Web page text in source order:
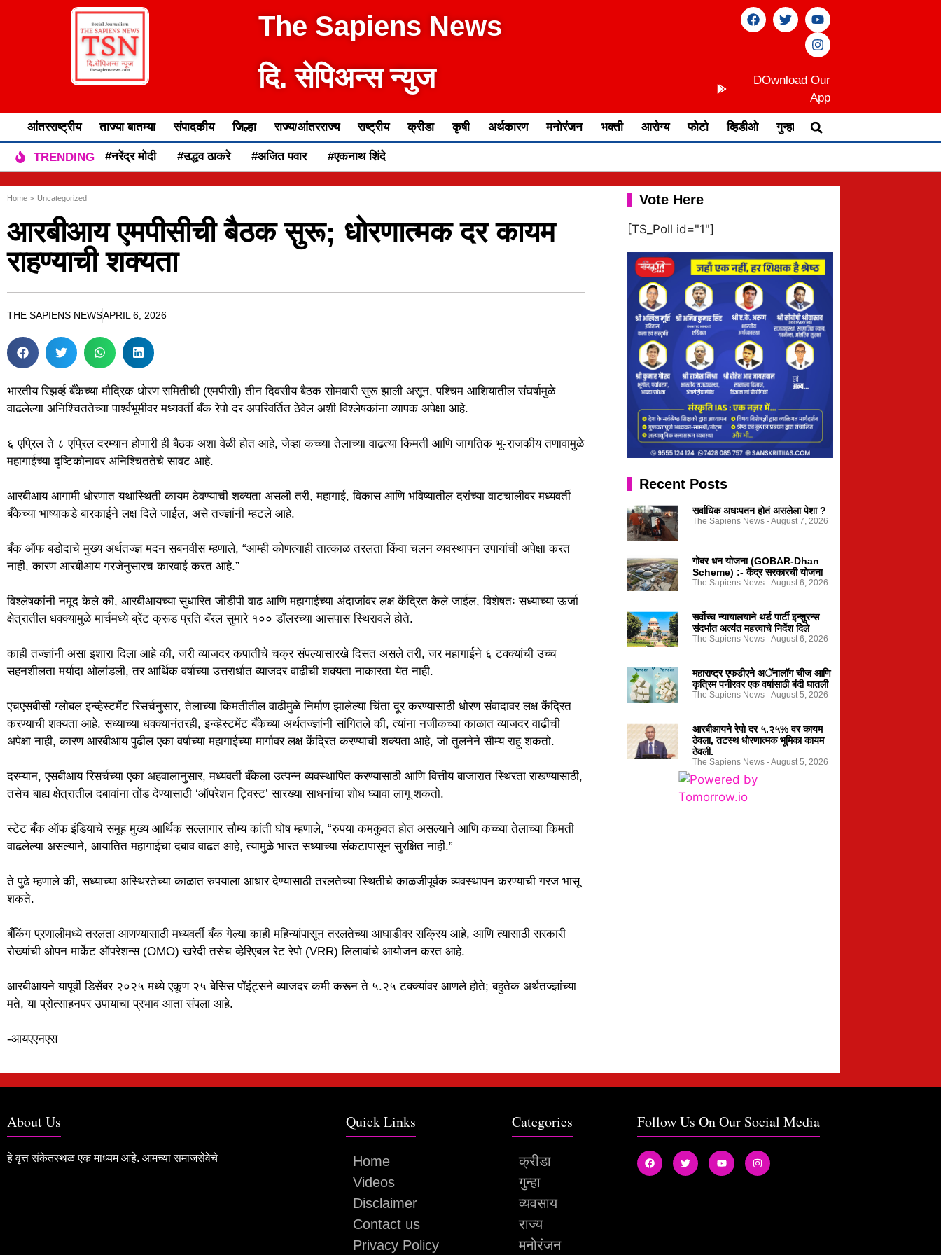
The Sapiens News
दि. सेपिअन्स न्युज
DOwnload Our
App
आंतरराष्ट्रीय ताज्या बातम्या संपादकीय जिल्हा राज्य/आंतरराज्य राष्ट्रीय क्रीडा कृषी अर्थकारण मनोरंजन भक्ती आरोग्य फोटो व्हिडीओ गुन्हा
TRENDING #नरेंद्र मोदी #उद्धव ठाकरे #अजित पवार #एकनाथ शिंदे
Home > Uncategorized
आरबीआय एमपीसीची बैठक सुरू; धोरणात्मक दर कायम
राहण्याची शक्यता
THE SAPIENS NEWSAPRIL 6, 2026
भारतीय रिझर्व्ह बँकेच्या मौद्रिक धोरण समितीची (एमपीसी) तीन दिवसीय बैठक सोमवारी सुरू झाली असून, पश्चिम आशियातील संघर्षामुळे
वाढलेल्या अनिश्चिततेच्या पार्श्वभूमीवर मध्यवर्ती बँक रेपो दर अपरिवर्तित ठेवेल अशी विश्लेषकांना व्यापक अपेक्षा आहे.
६ एप्रिल ते ८ एप्रिल दरम्यान होणारी ही बैठक अशा वेळी होत आहे, जेव्हा कच्च्या तेलाच्या वाढत्या किमती आणि जागतिक भू-राजकीय तणावामुळे
महागाईच्या दृष्टिकोनावर अनिश्चिततेचे सावट आहे.
आरबीआय आगामी धोरणात यथास्थिती कायम ठेवण्याची शक्यता असली तरी, महागाई, विकास आणि भविष्यातील दरांच्या वाटचालीवर मध्यवर्ती
बँकेच्या भाष्याकडे बारकाईने लक्ष दिले जाईल, असे तज्ज्ञांनी म्हटले आहे.
बँक ऑफ बडोदाचे मुख्य अर्थतज्ज्ञ मदन सबनवीस म्हणाले, “आम्ही कोणत्याही तात्काळ तरलता किंवा चलन व्यवस्थापन उपायांची अपेक्षा करत
नाही, कारण आरबीआय गरजेनुसारच कारवाई करत आहे.”
विश्लेषकांनी नमूद केले की, आरबीआयच्या सुधारित जीडीपी वाढ आणि महागाईच्या अंदाजांवर लक्ष केंद्रित केले जाईल, विशेषतः सध्याच्या ऊर्जा
क्षेत्रातील धक्क्यामुळे मार्चमध्ये ब्रेंट क्रूड प्रति बॅरल सुमारे १०० डॉलरच्या आसपास स्थिरावले होते.
काही तज्ज्ञांनी असा इशारा दिला आहे की, जरी व्याजदर कपातीचे चक्र संपल्यासारखे दिसत असले तरी, जर महागाईने ६ टक्क्यांची उच्च
सहनशीलता मर्यादा ओलांडली, तर आर्थिक वर्षाच्या उत्तरार्धात व्याजदर वाढीची शक्यता नाकारता येत नाही.
एचएसबीसी ग्लोबल इन्व्हेस्टमेंट रिसर्चनुसार, तेलाच्या किमतीतील वाढीमुळे निर्माण झालेल्या चिंता दूर करण्यासाठी धोरण संवादावर लक्ष केंद्रित
करण्याची शक्यता आहे. सध्याच्या धक्क्यानंतरही, इन्व्हेस्टमेंट बँकेच्या अर्थतज्ज्ञांनी सांगितले की, त्यांना नजीकच्या काळात व्याजदर वाढीची
अपेक्षा नाही, कारण आरबीआय पुढील एका वर्षाच्या महागाईच्या मार्गावर लक्ष केंद्रित करण्याची शक्यता आहे, जो तुलनेने सौम्य राहू शकतो.
दरम्यान, एसबीआय रिसर्चच्या एका अहवालानुसार, मध्यवर्ती बँकेला उत्पन्न व्यवस्थापित करण्यासाठी आणि वित्तीय बाजारात स्थिरता राखण्यासाठी,
तसेच बाह्य क्षेत्रातील दबावांना तोंड देण्यासाठी ‘ऑपरेशन ट्विस्ट’ सारख्या साधनांचा शोध घ्यावा लागू शकतो.
स्टेट बँक ऑफ इंडियाचे समूह मुख्य आर्थिक सल्लागार सौम्य कांती घोष म्हणाले, “रुपया कमकुवत होत असल्याने आणि कच्च्या तेलाच्या किमती
वाढलेल्या असल्याने, आयातित महागाईचा दबाव वाढत आहे, त्यामुळे भारत सध्याच्या संकटापासून सुरक्षित नाही.”
ते पुढे म्हणाले की, सध्याच्या अस्थिरतेच्या काळात रुपयाला आधार देण्यासाठी तरलतेच्या स्थितीचे काळजीपूर्वक व्यवस्थापन करण्याची गरज भासू
शकते.
बँकिंग प्रणालीमध्ये तरलता आणण्यासाठी मध्यवर्ती बँक गेल्या काही महिन्यांपासून तरलतेच्या आघाडीवर सक्रिय आहे, आणि त्यासाठी सरकारी
रोख्यांची ओपन मार्केट ऑपरेशन्स (OMO) खरेदी तसेच व्हेरिएबल रेट रेपो (VRR) लिलावांचे आयोजन करत आहे.
आरबीआयने यापूर्वी डिसेंबर २०२५ मध्ये एकूण २५ बेसिस पॉइंट्सने व्याजदर कमी करून ते ५.२५ टक्क्यांवर आणले होते; बहुतेक अर्थतज्ज्ञांच्या
मते, या प्रोत्साहनपर उपायाचा प्रभाव आता संपला आहे.
-आयएएनएस
Vote Here
[TS_Poll id="1"]
Recent Posts
सर्वाधिक अधःपतन होतं असलेला पेशा ?
The Sapiens News August 7, 2026
गोबर धन योजना (GOBAR-Dhan
Scheme) :- केंद्र सरकारची योजना
The Sapiens News August 6, 2026
सर्वोच्च न्यायालयाने थर्ड पार्टी इन्शुरन्स
संदर्भात अत्यंत महत्त्वाचे निर्देश दिले
The Sapiens News August 6, 2026
महाराष्ट्र एफडीएने अॅनालॉग चीज आणि
कृत्रिम पनीरवर एक वर्षासाठी बंदी घातली
The Sapiens News August 5, 2026
आरबीआयने रेपो दर ५.२५% वर कायम
ठेवला, तटस्थ धोरणात्मक भूमिका कायम
ठेवली.
The Sapiens News August 5, 2026
About Us
हे वृत्त संकेतस्थळ एक माध्यम आहे. आमच्या समाजसेवेचे
Quick Links
Home
Videos
Disclaimer
Contact us
Privacy Policy
Categories
क्रीडा
गुन्हा
व्यवसाय
राज्य
मनोरंजन
Follow Us On Our Social Media